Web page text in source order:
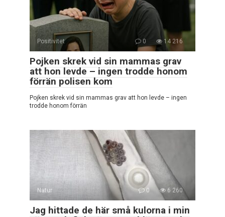
Positivitet 0 14 216
Pojken skrek vid sin mammas grav
att hon levde – ingen trodde honom
förrän polisen kom
Pojken skrek vid sin mammas grav att hon levde – ingen
trodde honom förrän
Natur 0 6 260
Jag hittade de här små kulorna i min